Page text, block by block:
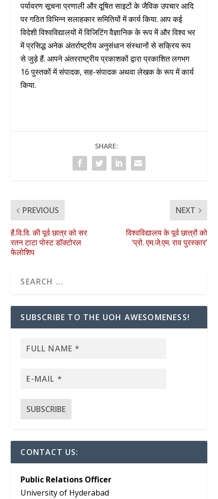
पर्यावरण सूचना प्रणाली और दूषित साइटों के जैविक उपचार आदि
पर गठित विभिन्न सलाहकार समितियों में कार्य किया. आप कई
विदेशी विश्वविद्यालयों में विजिटिंग वैज्ञानिक के रूप में और विश्व भर
में प्रसिद्ध अनेक अंतर्राष्ट्रीय अनुसंधान संस्थानों से सक्रिय रूप
से जुड़े हैं. आपने अंतरराष्ट्रीय प्रकाशकों द्वारा प्रकाशित लगभग
16 पुस्तकों में संपादक, सह-संपादक अथवा लेखक के रूप में कार्य
किया.
SHARE:
PREVIOUS
है.वि.वि. की पूर्व छात्र को सर
रतन टाटा पोस्ट डॉक्टोरल
फेलोशिप
NEXT
विश्वविद्यालय के पूर्व छात्रों को
‘प्रो. एम.जे.एम. राव पुरस्कार’
SUBSCRIBE TO THE UOH AWESOMENESS!
CONTACT US:
Public Relations Officer
University of Hyderabad